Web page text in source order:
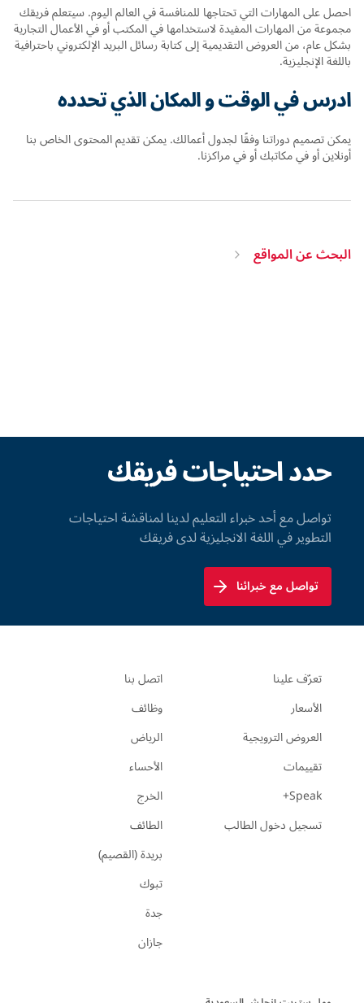
احصل على المهارات التي تحتاجها للمنافسة في العالم اليوم. سيتعلم فريقك
مجموعة من المهارات المفيدة لاستخدامها في المكتب أو في الأعمال التجارية
بشكل عام، من العروض التقديمية إلى كتابة رسائل البريد الإلكتروني باحترافية
باللغة الإنجليزية.
ادرس في الوقت و المكان الذي تحدده
يمكن تصميم دوراتنا وفقًا لجدول أعمالك. يمكن تقديم المحتوى الخاص بنا
أونلاين أو في مكاتبك أو في مراكزنا.
البحث عن المواقع
حدد احتياجات فريقك
تواصل مع أحد خبراء التعليم لدينا لمناقشة احتياجات
التطوير في اللغة الانجليزية لدى فريقك
تواصل مع خبرائنا
تعرّف علينا
الأسعار
العروض الترويجية
تقييمات
Speak+
تسجيل دخول الطالب
اتصل بنا
وظائف
الرياض
الأحساء
الخرج
الطائف
بريدة (القصيم)
تبوك
جدة
جازان